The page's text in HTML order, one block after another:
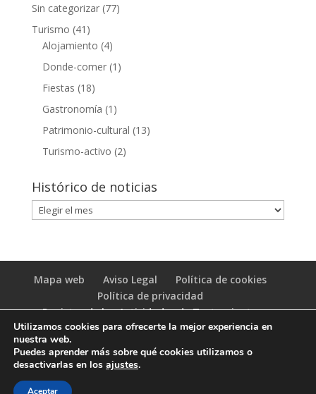
Sin categorizar(77)
Turismo (41)
Alojamiento (4)
Donde-comer(1)
Fiestas (18)
Gastronomía (1)
Patrimonio-cultural (13)
Turismo-activo (2)
Histórico de noticias
Histórico
de
Mapa web Aviso Legal
Política de cookies
Política de privacidad
Registro de las Actividades de Tratamiento
(RAT)
Utilizamos cookies para ofrecerte la mejor experiencia en
nuestra web.
Puedes aprender más sobre qué cookies utilizamos o
desactivarlas en los ajustes.
Aceptar